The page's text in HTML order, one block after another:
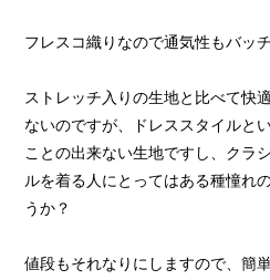
フレスコ織りなので通気性もバッチ
ストレッチ入りの生地と比べて快
ないのですが、ドレススタイルと
ことの出来ない生地ですし、クラ
ルを着る人にとってはある種憧れ
うか？
値段もそれなりにしますので、簡